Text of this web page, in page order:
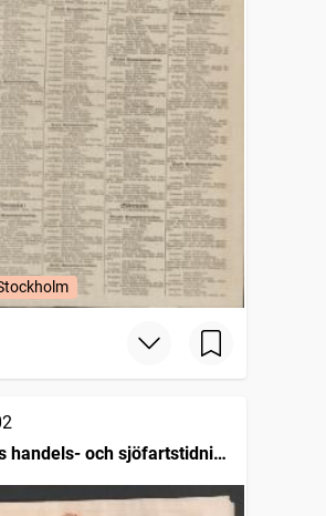
handels- och sjöfartstidning